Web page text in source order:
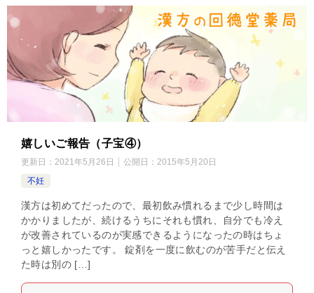
嬉しいご報告（子宝④）
更新日： 2021年5月26日 公開日： 2015年5月20日
不妊
漢方は初めてだったので、最初飲み慣れるまで少し時間は
かかりましたが、続けるうちにそれも慣れ、自分でも冷え
が改善されているのが実感できるようになったの時はちょ
っと嬉しかったです。 錠剤を一度に飲むのが苦手だと伝え
た時は別の […]